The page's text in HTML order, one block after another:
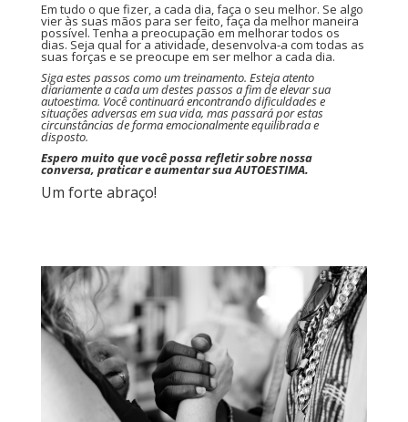
Em tudo o que fizer, a cada dia, faça o seu melhor. Se algo
vier às suas mãos para ser feito, faça da melhor maneira
possível. Tenha a preocupação em melhorar todos os
dias. Seja qual for a atividade, desenvolva-a com todas as
suas forças e se preocupe em ser melhor a cada dia.
Siga estes passos como um treinamento. Esteja atento
diariamente a cada um destes passos a fim de elevar sua
autoestima. Você continuará encontrando dificuldades e
situações adversas em sua vida, mas passará por estas
circunstâncias de forma emocionalmente equilibrada e
disposto.
Espero muito que você possa refletir sobre nossa
conversa, praticar e aumentar sua AUTOESTIMA.
Um forte abraço!